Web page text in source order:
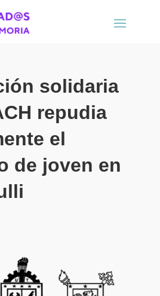
solidaria
repudia
el
de joven en